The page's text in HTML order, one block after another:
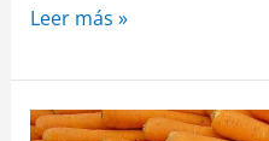
Leer más »
¿REALMENTE